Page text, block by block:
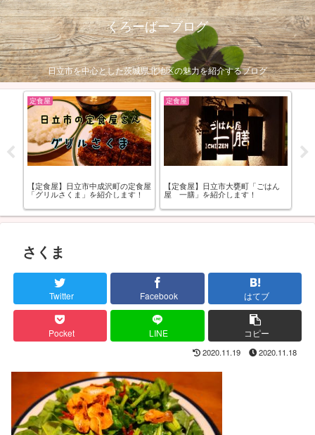
くろーばーブログ
日立市を中心とした茨城県北地区の魅力を紹介するブログ
定食屋
【定食屋】日立市中成沢町の定食屋
「グリルさくま」を紹介します！
定食屋
【定食屋】日立市大甕町「ごはん
屋 一膳」を紹介します！
さくま
Twitter Facebook はてブ
Pocket LINE コピー
2020.11.19 2020.11.18